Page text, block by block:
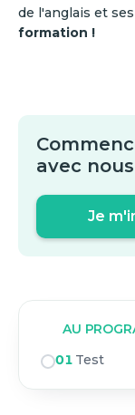
de l'anglais et
formation !
avec nous
Je
AU
01 Test